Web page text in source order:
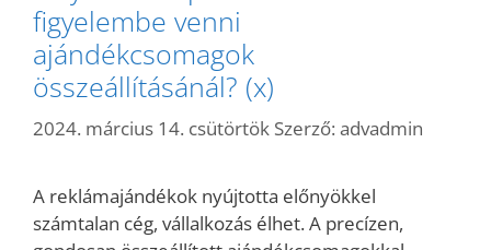
figyelembe venni
ajándékcsomagok
összeállításánál? (x)
2024. március 14. csütörtök Szerző: advadmin
A reklámajándékok nyújtotta előnyökkel
számtalan cég, vállalkozás élhet. A precízen,